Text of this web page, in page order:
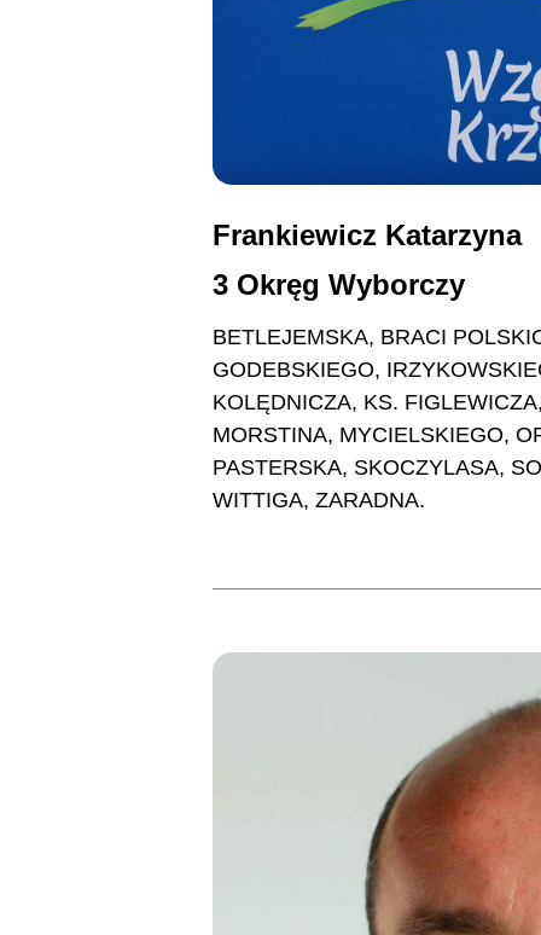
Frankiewicz Katarzyna
3 Okręg Wyborczy
BETLEJEMSKA, BRACI
GODEBSKIEGO,
KOLĘDNICZA, KS.
MORSTINA, MYCIELSKIEGO,
PASTERSKA, SKOCZYLASA,
WITTIGA, ZARADNA.